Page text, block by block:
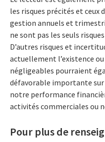
les risques précités et ceux
gestion annuels et
ne sont pas les seuls
D’autres risques et
actuellement l’existence
négligeables pourraient
défavorable importante
notre performance
activités commerciales ou
Pour plus de